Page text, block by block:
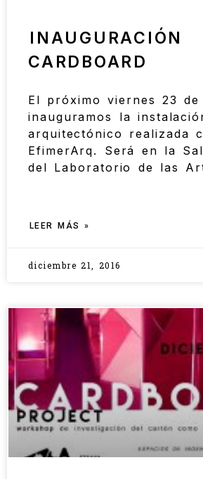
INAUGURACIÓN
CARDBOARD
El próximo viernes 23 de
inauguramos la
arquitectónico realizada
EfimerArq. Será en la
del Laboratorio de las
LEER MÁS »
diciembre 21, 2016